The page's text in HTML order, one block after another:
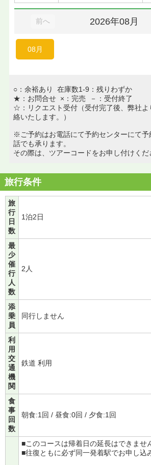
前へ 2026年08月
08月
○：余裕あり 在庫数1-9：残りわずか
★：お問合せ ×：完売 －：受付終了
☆：リクエスト受付（受付完了後、弊社よ
絡いたします。）
※ご予約はお電話にて予約センターにて予
話でも承ります。
その際は、ツアーコードをお申し付けくだ
旅行条件
旅
行
日
数
1泊2日
最
少
催
行
人
数
2人
添
乗
員
同行しません
利
用
交
通
機
関
鉄道 利用
食
事
回
数
朝食:1回 / 昼食:0回 / 夕食:1回
■このコースは帰着日の延長はできませ
■往復ともに必ず同一発着駅でお申し込